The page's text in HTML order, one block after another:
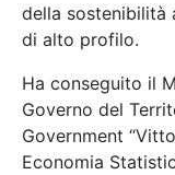
della sostenibilità
di alto profilo.
Ha conseguito il
Governo del
Government
Economia